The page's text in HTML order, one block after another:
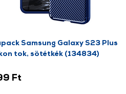
Samsung Galaxy S23 Plus
tok, sötétkék (134834)
Ft